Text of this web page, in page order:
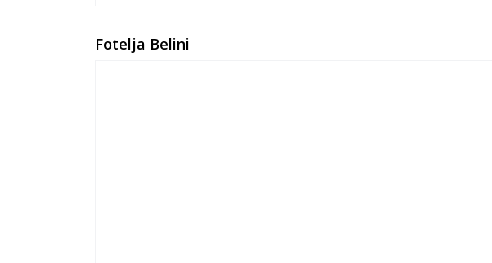
Fotelja Belini